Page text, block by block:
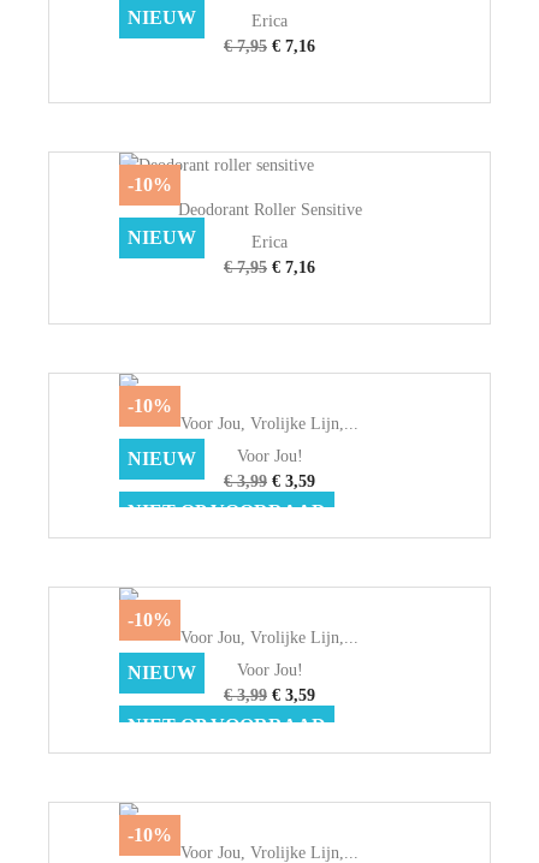
Erica
€ 7,95 € 7,16
NIEUW
Deodorant Roller Sensitive
Erica
€ 7,95 € 7,16
-10%
NIEUW
Voor Jou, Vrolijke Lijn,...
Voor Jou!
€ 3,99 € 3,59
-10%
NIEUW
NIET OP VOORRAAD
Voor Jou, Vrolijke Lijn,...
Voor Jou!
€ 3,99 € 3,59
-10%
NIEUW
NIET OP VOORRAAD
Voor Jou, Vrolijke Lijn,...
-10%